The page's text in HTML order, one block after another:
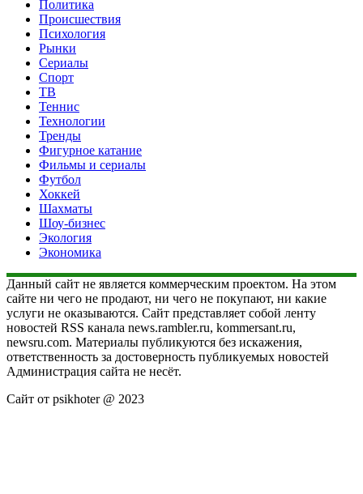
Политика
Происшествия
Психология
Рынки
Сериалы
Спорт
ТВ
Теннис
Технологии
Тренды
Фигурное катание
Фильмы и сериалы
Футбол
Хоккей
Шахматы
Шоу-бизнес
Экология
Экономика
Данный сайт не является коммерческим проектом. На этом
сайте ни чего не продают, ни чего не покупают, ни какие
услуги не оказываются. Сайт представляет собой ленту
новостей RSS канала news.rambler.ru, kommersant.ru,
newsru.com. Материалы публикуются без искажения,
ответственность за достоверность публикуемых новостей
Администрация сайта не несёт.
Сайт от psikhoter @ 2023